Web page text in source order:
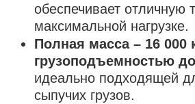
обеспечивает отличную
максимальной нагрузке.
Полная масса – 16 000
грузоподъемностью
идеально подходящей
сыпучих грузов.